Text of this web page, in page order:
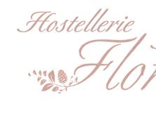
Cookie-Einstellungen